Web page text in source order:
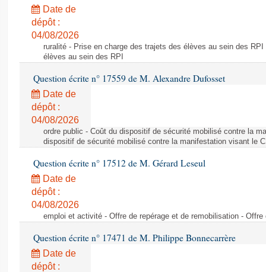
Date de
dépôt :
04/08/2026
ruralité - Prise en charge des trajets des élèves au sein des
élèves au sein des RPI
Question écrite n° 17559 de M. Alexandre Dufosset
Date de
dépôt :
04/08/2026
ordre public - Coût du dispositif de sécurité mobilisé contre la
dispositif de sécurité mobilisé contre la manifestation visant le
Question écrite n° 17512 de M. Gérard Leseul
Date de
dépôt :
04/08/2026
emploi et activité - Offre de repérage et de remobilisation -
Question écrite n° 17471 de M. Philippe Bonnecarrère
Date de
dépôt :